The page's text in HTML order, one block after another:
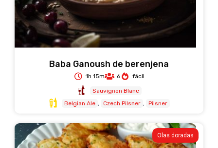
Baba Ganoush de berenjena
1h 15m 6 fácil
Sauvignon Blanc
Belgian Ale
Czech Pilsner Pilsner
Olas doradas